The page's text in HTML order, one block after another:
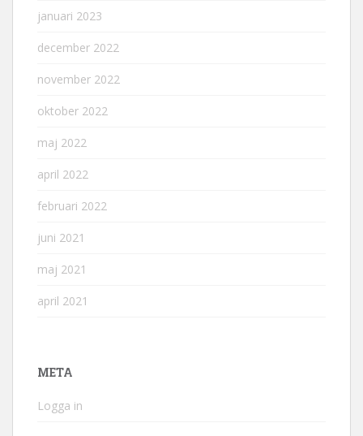
januari 2023
december 2022
november 2022
oktober 2022
maj 2022
april 2022
februari 2022
juni 2021
maj 2021
april 2021
META
Logga in